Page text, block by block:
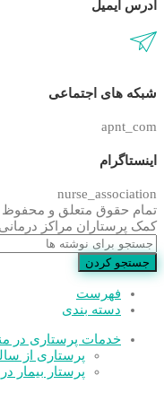
آدرس ایمیل
شبکه های اجتماعی
apnt_com
اینستاگرام
nurse_association
تمام حقوق متعلق و محفوظ
کمک پرستاران مراکز
جستجو کردن
فهرست
دسته بندی
خدمات پرستاری در
پرستاری از
پرستار بیمار